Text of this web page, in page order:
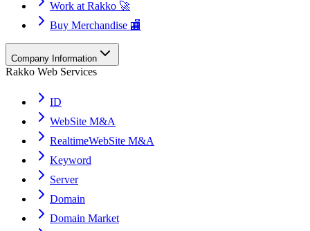
Work at Rakko 🚀
Buy Merchandise 🏬
Company Information
Rakko Web Services
ID
WebSite M&A
RealtimeWebSite M&A
Keyword
Server
Domain
Domain Market